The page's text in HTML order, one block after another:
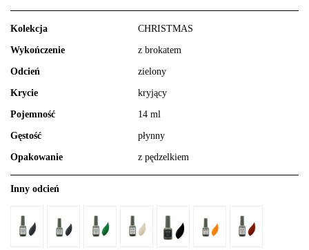
Kolekcja CHRISTMAS
Wykończenie z brokatem
Odcień zielony
Krycie kryjący
Pojemność 14 ml
Gęstość płynny
Opakowanie z pędzelkiem
Inny odcień